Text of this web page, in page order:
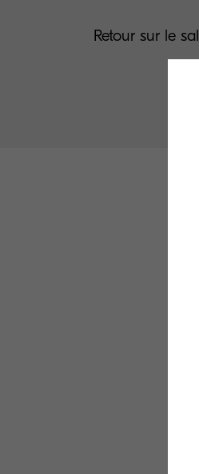
Retour sur le